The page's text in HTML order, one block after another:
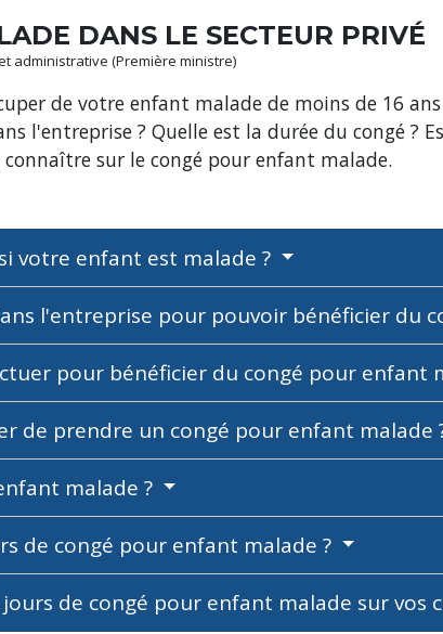
DANS LE SECTEUR PRIVÉ
administrative (Première ministre)
de votre enfant malade de moins de 16
l'entreprise ? Quelle est la durée du congé ?
sur le congé pour enfant malade.
votre enfant est malade ?
l'entreprise pour pouvoir bénéficier du
pour bénéficier du congé pour enfant
de prendre un congé pour enfant malade
malade ?
de congé pour enfant malade ?
de congé pour enfant malade sur vos